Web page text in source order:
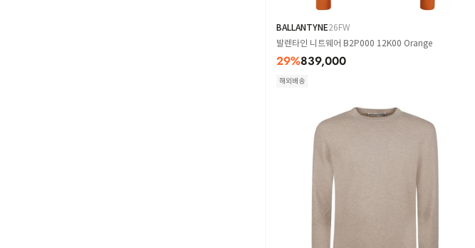
BALLANTYNE26FW
발렌타인 니트웨어 B2P000 12K00 Orange
29%839,000
해외배송